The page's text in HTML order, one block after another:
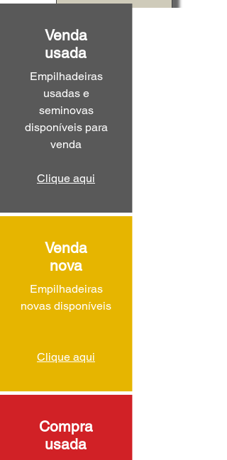
Venda
usada
Empilhadeiras
usadas e
seminovas
disponíveis para
venda
Clique aqui
Venda
nova
Empilhadeiras
novas disponíveis
Clique aqui
Compra
usada